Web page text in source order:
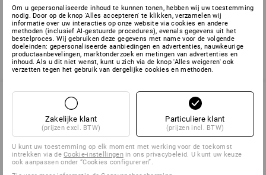
U hebt al 1 van 1 items bekeken.
SERVICE 070 26 26 260
SERVICE
Om u gepersonaliseerde inhoud te kunnen tonen, hebben wij uw toestemming
nodig. Door op de knop 'Alles accepteren' te klikken, verzamelen wij
informatie over uw interacties op onze website via cookies en andere
methoden (inclusief AI-gestuurde procedures), evenals gegevens uit het
bestelproces. Wij gebruiken deze gegevens met name voor de volgende
doeleinden: gepersonaliseerde aanbiedingen en advertenties, nauwkeurige
productaanbevelingen, marktonderzoek en metingen van advertenties en
inhoud. Als u dit niet wenst, kunt u zich via de knop 'Alles weigeren' ook
verzetten tegen het gebruik van dergelijke cookies en methoden.
Zakelijke klant
(prijzen excl. BTW)
Particuliere klant
(prijzen incl. BTW)
U kunt uw toestemming op elk moment met werking voor de toekomst
intrekken via deCookie-instellingenin ons privacybeleid. U kunt uw keuze
ook aanpassen onder “Cookies configureren”.